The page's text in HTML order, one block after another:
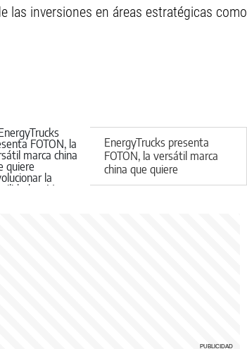
las inversiones en áreas estratégicas como
EnergyTrucks presenta
FOTON, la versátil marca
china que quiere
revolucionar la movilidad en